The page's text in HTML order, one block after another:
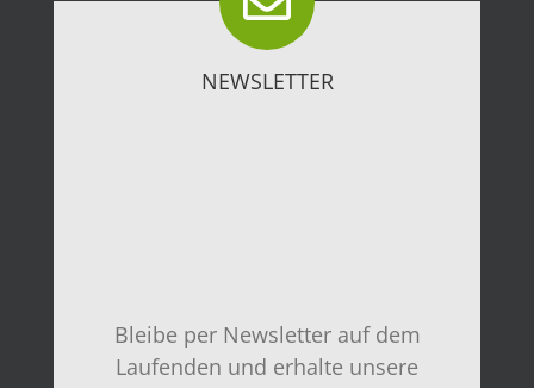
NEWSLETTER
Bleibe per Newsletter auf dem
Laufenden und erhalte unsere